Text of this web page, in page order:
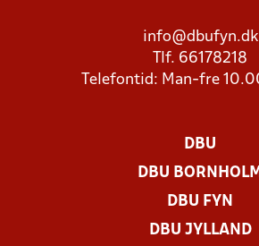
info@dbufyn.dk
Tlf. 66178218
Telefontid: Man-fre
DBU
DBU BORNHOLM
DBU FYN
DBU JYLLAND